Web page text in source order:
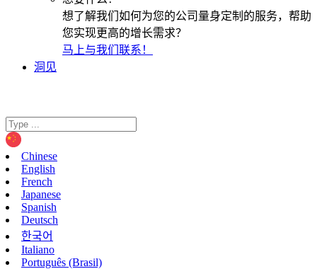
想了解我们如何为您的公司量身定制的服务，帮助
您实现更高的增长需求？
马上与我们联系！
洞见
Chinese
English
French
Japanese
Spanish
Deutsch
한국어
Italiano
Português (Brasil)